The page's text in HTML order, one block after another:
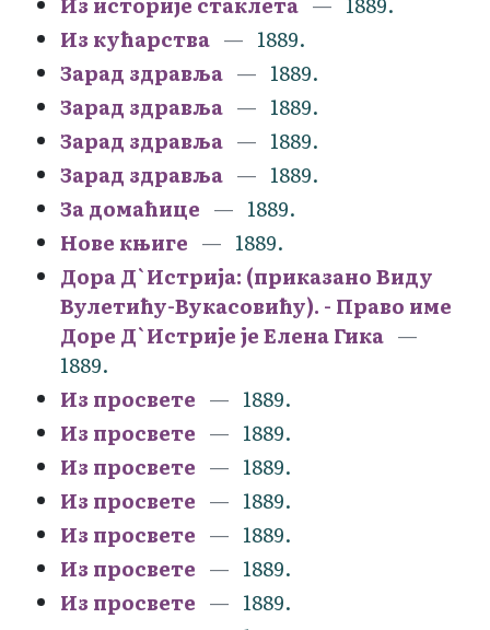
Из кућарства
1889.
Зарад здравља
1889.
Зарад здравља
1889.
Зарад здравља
1889.
Зарад здравља
1889.
За домаћице
1889.
Нове књиге
1889.
Дора Д`Истрија: (приказано Виду
Вулетићу-Вукасовићу). - Право име
Доре Д`Истрије је Елена Гика
1889.
Из просвете
1889.
Из просвете
1889.
Из просвете
1889.
Из просвете
1889.
Из просвете
1889.
Из просвете
1889.
Из просвете
1889.